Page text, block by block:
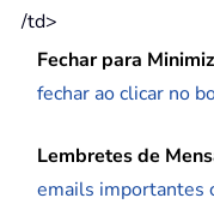
/td>
Fechar para
fechar ao clicar no
Lembretes de
emails importantes